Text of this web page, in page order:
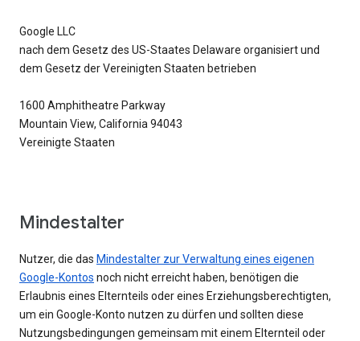
Google LLC
nach dem Gesetz des US-Staates Delaware organisiert und
dem Gesetz der Vereinigten Staaten betrieben
1600 Amphitheatre Parkway
Mountain View, California 94043
Vereinigte Staaten
Mindestalter
Nutzer, die das Mindestalter zur Verwaltung eines eigenen
Google-Kontos noch nicht erreicht haben, benötigen die
Erlaubnis eines Elternteils oder eines Erziehungsberechtigten,
um ein Google-Konto nutzen zu dürfen und sollten diese
Nutzungsbedingungen gemeinsam mit einem Elternteil oder